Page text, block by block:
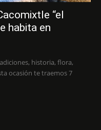
“el
habita en
historia, flora,
ocasión te traemos 7